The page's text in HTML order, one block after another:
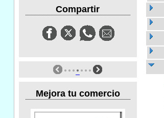
Compartir
Mejora tu comercio